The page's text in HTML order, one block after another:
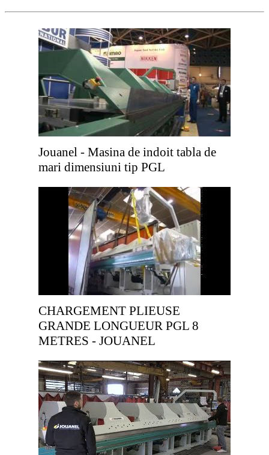
Jouanel - Masina de indoit tabla de
mari dimensiuni tip PGL
CHARGEMENT PLIEUSE
GRANDE LONGUEUR PGL 8
METRES - JOUANEL